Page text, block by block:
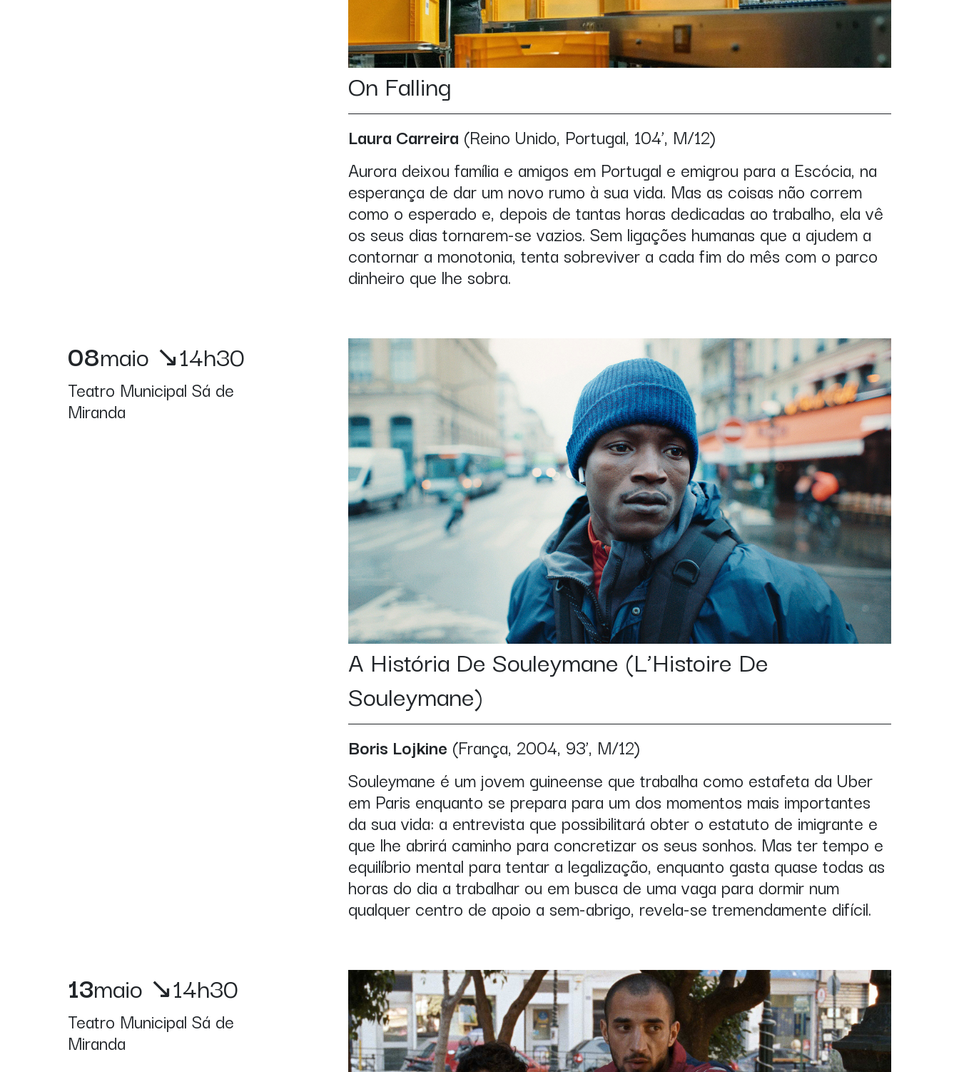
On Falling
Laura Carreira (Reino Unido, Portugal, 104’, M/12)
Aurora deixou família e amigos em Portugal e emigrou para a Escócia, na
esperança de dar um novo rumo à sua vida. Mas as coisas não correm
como o esperado e, depois de tantas horas dedicadas ao trabalho, ela vê
os seus dias tornarem-se vazios. Sem ligações humanas que a ajudem a
contornar a monotonia, tenta sobreviver a cada fim do mês com o parco
dinheiro que lhe sobra.
08maio ↘14h30
Teatro Municipal Sá de
Miranda
A História De Souleymane (L’Histoire De
Souleymane)
Boris Lojkine (França, 2004, 93’, M/12)
Souleymane é um jovem guineense que trabalha como estafeta da Uber
em Paris enquanto se prepara para um dos momentos mais importantes
da sua vida: a entrevista que possibilitará obter o estatuto de imigrante e
que lhe abrirá caminho para concretizar os seus sonhos. Mas ter tempo e
equilíbrio mental para tentar a legalização, enquanto gasta quase todas as
horas do dia a trabalhar ou em busca de uma vaga para dormir num
qualquer centro de apoio a sem-abrigo, revela-se tremendamente difícil.
13maio ↘14h30
Teatro Municipal Sá de
Miranda